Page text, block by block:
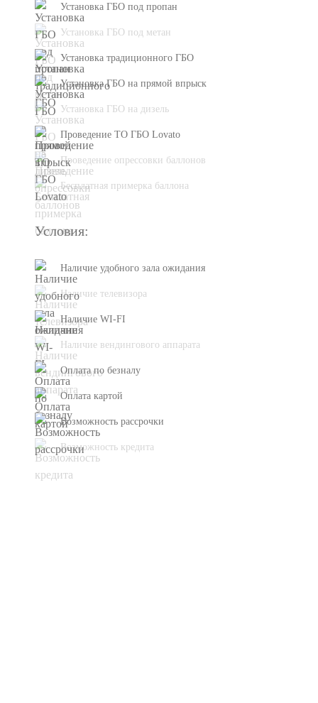
Установка ГБО под пропан
Установка ГБО под метан
Установка традиционного ГБО
Установка ГБО на прямой впрыск
Установка ГБО на дизель
Проведение ТО ГБО Lovato
Проведение опрессовки баллонов
Бесплатная примерка баллона
Условия:
Наличие удобного зала ожидания
Наличие телевизора
Наличие WI-FI
Наличие вендингового аппарата
Оплата по безналу
Оплата картой
Возможность рассрочки
Возможность кредита